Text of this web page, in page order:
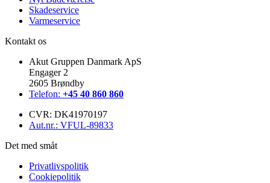
Skadeservice
Varmeservice
Kontakt os
Akut Gruppen Danmark ApS
Engager 2
2605 Brøndby
Telefon: +45 40 860 860
CVR: DK41970197
Aut.nr.: VFUL-89833
Det med småt
Privatlivspolitik
Cookiepolitik